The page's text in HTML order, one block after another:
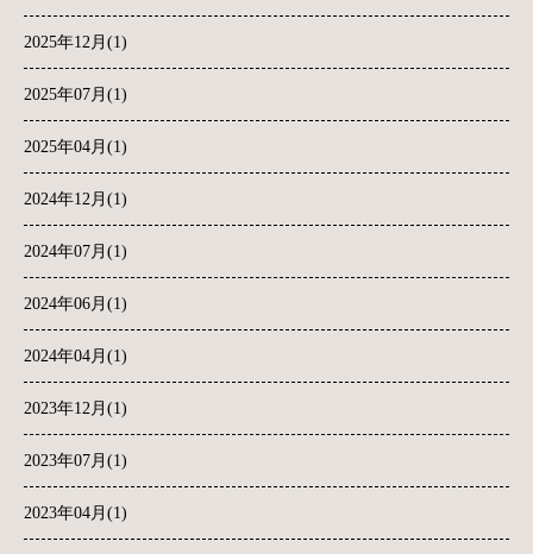
2025年12月(1)
2025年07月(1)
2025年04月(1)
2024年12月(1)
2024年07月(1)
2024年06月(1)
2024年04月(1)
2023年12月(1)
2023年07月(1)
2023年04月(1)